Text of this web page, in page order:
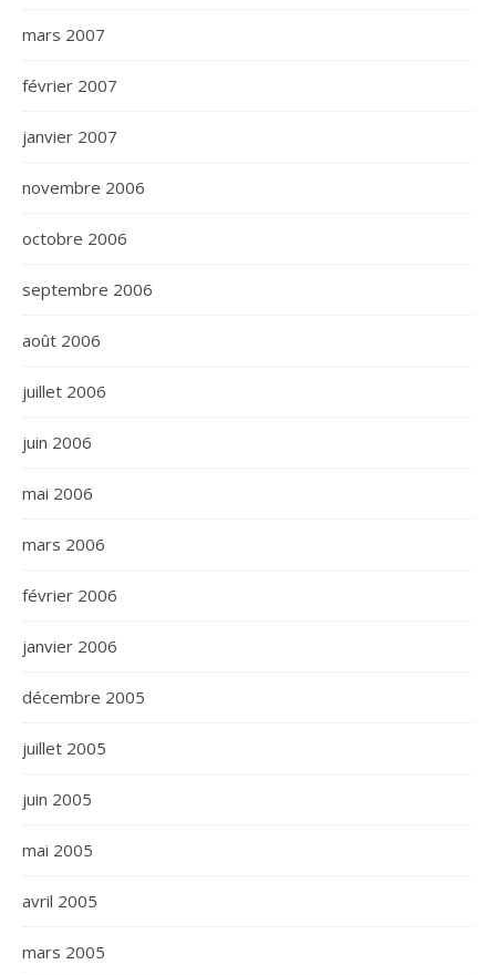
mars 2007
février 2007
janvier 2007
novembre 2006
octobre 2006
septembre 2006
août 2006
juillet 2006
juin 2006
mai 2006
mars 2006
février 2006
janvier 2006
décembre 2005
juillet 2005
juin 2005
mai 2005
avril 2005
mars 2005